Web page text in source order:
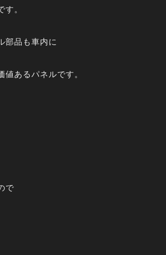
す。
部品も車内に
あるパネルです。
で